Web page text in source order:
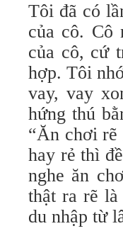
Tôi đã có
của cô. Cô
của cô, cứ
hợp. Tôi
vay, vay
hứng thú
“Ăn chơi rẽ
hay rẻ thì
nghe ăn
thật ra rẽ là
du nhập từ